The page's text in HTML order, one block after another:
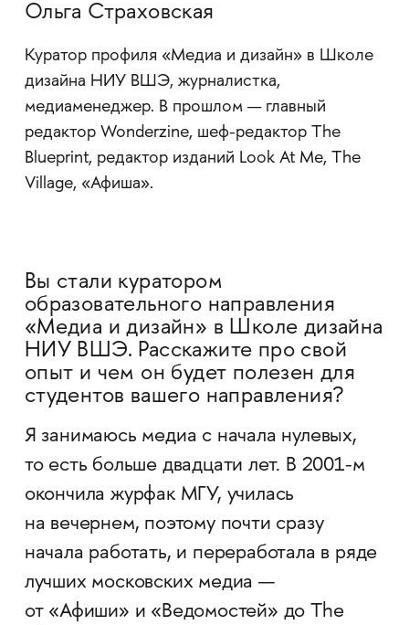
Ольга Страховская
Куратор профиля «Медиа и дизайн» в Школе
дизайна НИУ ВШЭ, журналистка,
медиаменеджер. В прошлом — главный
редактор Wonderzine, шеф-редактор The
Blueprint, редактор изданий Look At Me, The
Village, «Афиша».
Вы стали куратором
образовательного направления
«Медиа и дизайн» в Школе дизайна
НИУ ВШЭ. Расскажите про свой
опыт и чем он будет полезен для
студентов вашего направления?
Я занимаюсь медиа с начала нулевых,
то есть больше двадцати лет. В 2001-м
окончила журфак МГУ, училась
на вечернем, поэтому почти сразу
начала работать, и переработала в ряде
лучших московских медиа —
от «Афиши» и «Ведомостей» до The